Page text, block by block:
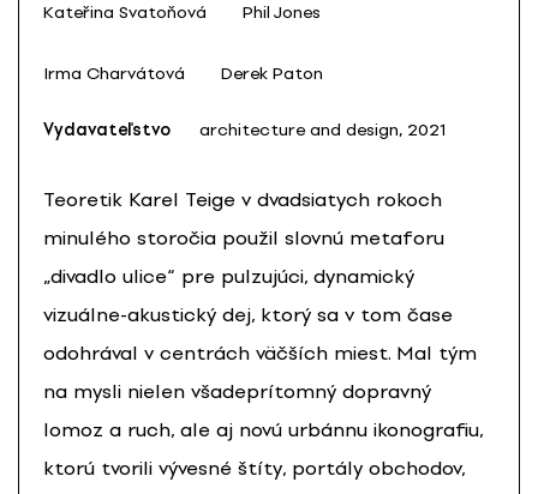
Kateřina Svatoňová Phil Jones
Irma Charvátová Derek Paton
Vydavateľstvo architecture and design, 2021
Teoretik Karel Teige v dvadsiatych rokoch
minulého storočia použil slovnú metaforu
„divadlo ulice“ pre pulzujúci, dynamický
vizuálne-akustický dej, ktorý sa v tom čase
odohrával v centrách väčších miest. Mal tým
na mysli nielen všadeprítomný dopravný
lomoz a ruch, ale aj novú urbánnu ikonografiu,
ktorú tvorili vývesné štíty, portály obchodov,